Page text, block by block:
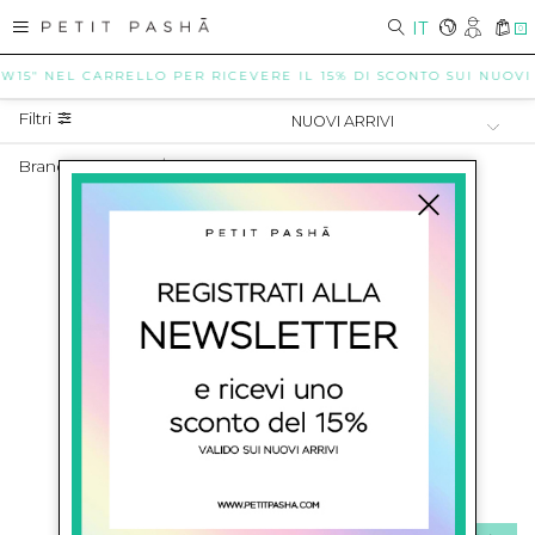
IT 0
NEL CARRELLO PER RICEVERE IL 15% DI SCONTO SUI
Filtri
Brand Bambina / ASPESI KIDS
BAMBINA ASPESI KIDS
SHOW ITEMS to0of0total